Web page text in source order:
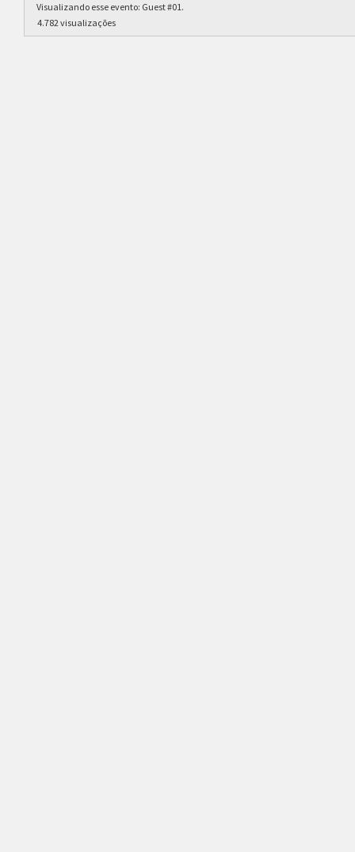
Visualizando esse evento: Guest #01.
4.782 visualizações